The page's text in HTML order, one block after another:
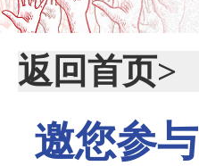
返回首页>
邀您参